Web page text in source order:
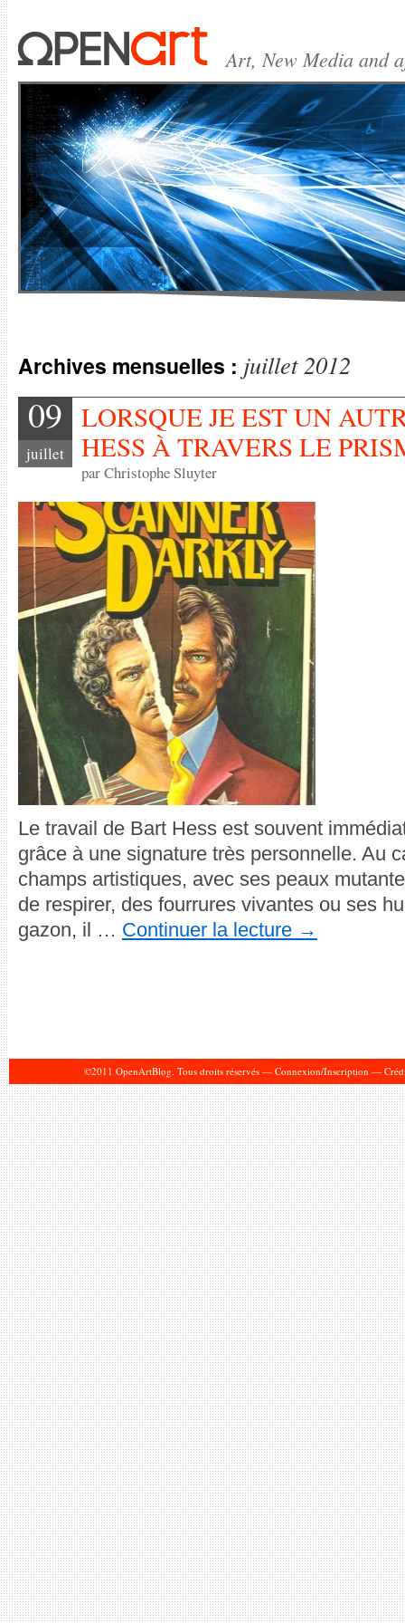
Art, New Media and
Archives mensuelles : juillet 2012
09
juillet
LORSQUE JE EST UN
HESS À TRAVERS LE
par Christophe Sluyter
Le travail de Bart Hess est souvent
grâce à une signature très personnelle. Au
champs artistiques, avec ses peaux
de respirer, des fourrures vivantes ou ses
gazon, il … Continuer la lecture →
©2011 OpenArtBlog. Tous droits réservés — Connexion/Inscription —